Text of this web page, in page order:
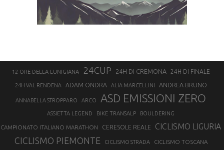
12 ORE DELLA LUNIGIANA 24CUP 24H DI CREMONA 24H DI FINALE
24H VAL RENDENA ADAM ONDRA ALIA MARCELLINI ANDREA BRUNO
ANNABELLA STROPPARO ARCO ASD EMISSIONI ZERO
ASSIETTA LEGEND BIKE TRANSALP BOULDERING
CAMPIONATO ITALIANO MARATHON CERESOLE REALE CICLISMO LIGURIA
CICLISMO PIEMONTE CICLISMO STRADA CICLISMO TOSCANA